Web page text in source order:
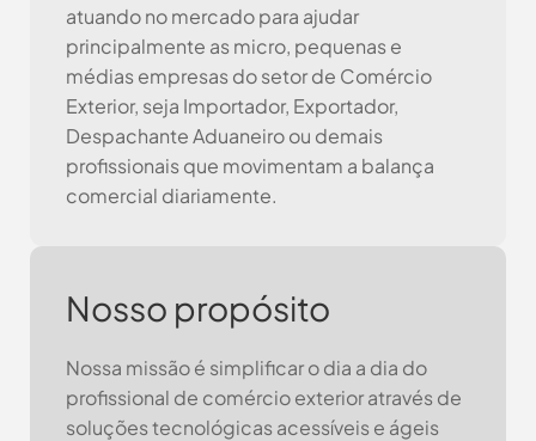
atuando no mercado para ajudar
principalmente as micro, pequenas e
médias empresas do setor de Comércio
Exterior, seja Importador, Exportador,
Despachante Aduaneiro ou demais
profissionais que movimentam a balança
comercial diariamente.
Nosso propósito
Nossa missão é simplificar o dia a dia do
profissional de comércio exterior através de
soluções tecnológicas acessíveis e ágeis